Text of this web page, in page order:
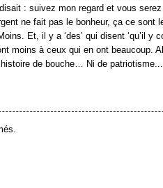
: suivez mon regard et vous serez
ne fait pas le bonheur, ça ce sont
Et, il y a ‘des’ qui disent ‘qu’il y
moins à ceux qui en ont beaucoup.
de bouche… Ni de patriotisme...